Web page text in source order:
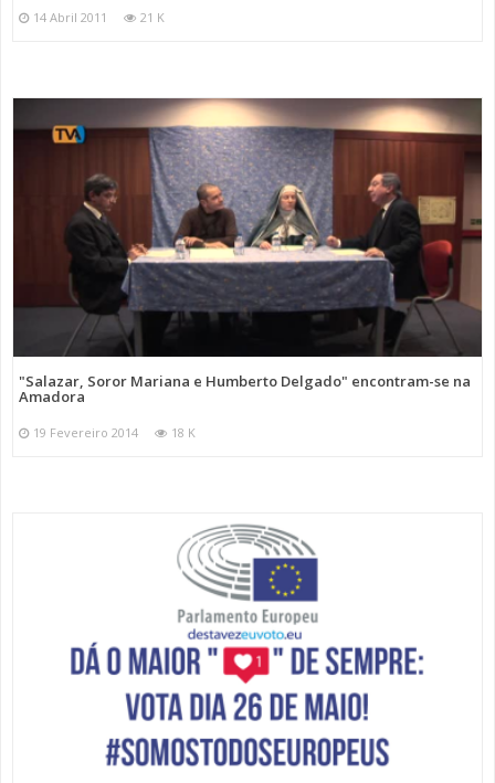
14 Abril 2011 21 K
"Salazar, Soror Mariana e Humberto Delgado" encontram-se na
Amadora
19 Fevereiro 2014 18 K